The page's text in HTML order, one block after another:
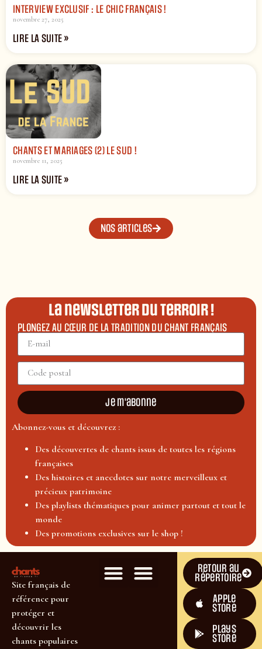
INTERVIEW EXCLUSIF : LE CHIC FRANÇAIS !
novembre 27, 2025
LIRE LA SUITE »
CHANTS ET MARIAGES (2) LE SUD !
novembre 11, 2025
LIRE LA SUITE »
Nos articles
La newsletter du terroir !
PLONGEZ AU CŒUR DE LA TRADITION DU CHANT FRANÇAIS
Je m'abonne
Abonnez-vous et découvrez :
Des découvertes de chants issus de toutes les régions
françaises
Des histoires et anecdotes sur notre merveilleux et
précieux patrimoine
Des playlists thématiques pour animer partout et tout le
monde
Des promotions exclusives sur le shop !
Site français de
référence pour
protéger et
découvrir les
chants populaires
Retour au
répertoire
Apple
Store
plays
store